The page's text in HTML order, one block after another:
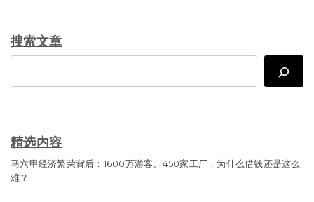
搜索文章
精选内容
马六甲经济繁荣背后：1600万游客、450家工厂，为什么借钱还是这么
难？